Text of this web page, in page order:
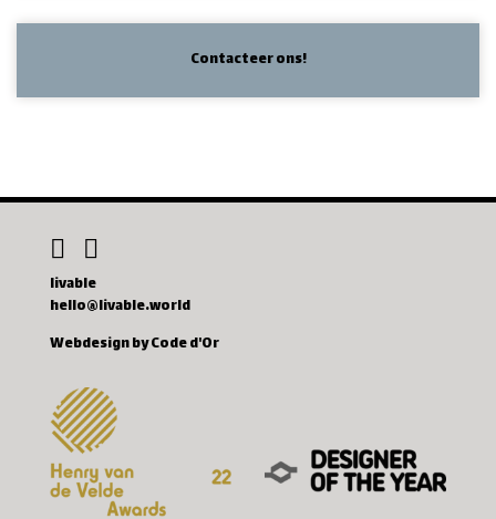
Contacteer ons!
livable
hello@livable.world
Webdesign by Code d'Or